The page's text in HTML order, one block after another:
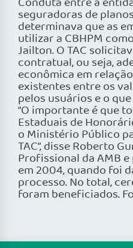
seguradoras de
determinava que as
utilizar a CBHPM
Jailton. O TAC
contratual, ou seja,
econômica em
existentes entre os
pelos usuários e o
“O importante é que
Estaduais de
o Ministério Público
TAC”, disse Roberto
Profissional da AMB
em 2004, quando foi
processo. No total,
foram beneficiados.